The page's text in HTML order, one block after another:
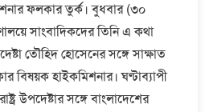
ফলকার তুর্ক। বুধবার (৩০
সাংবাদিকদের তিনি এ কথা
তৌহিদ হোসেনের সঙ্গে সাক্ষাত
বিষয়ক হাইকমিশনার। ঘণ্টাব্যাপী
উপদেষ্টার সঙ্গে বাংলাদেশের